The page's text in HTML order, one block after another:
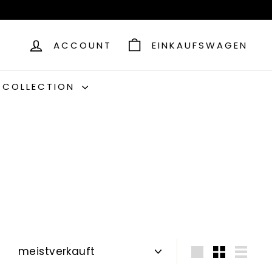
ACCOUNT EINKAUFSWAGEN
Sortieren